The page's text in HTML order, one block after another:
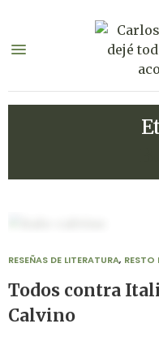
RESEÑAS DE LITERATURA, RESTO
Todos contra
Calvino